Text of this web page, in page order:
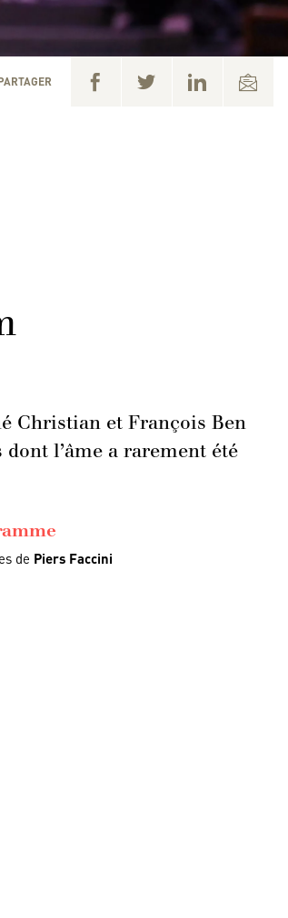
Christian et François Ben
l’âme a rarement été
de Piers Faccini